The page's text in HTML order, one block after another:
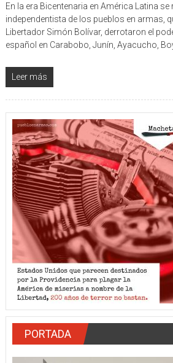
En la era Bicentenaria en América Latina se
independentista de los pueblos en armas,
Libertador Simón Bolívar, derrotaron el
español en Carabobo, Junín, Ayacucho,
Leer más
PORTADA